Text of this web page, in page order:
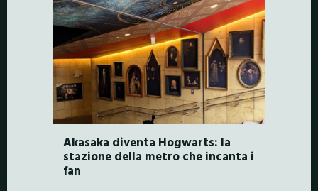
Akasaka diventa Hogwarts: la
stazione della metro che incanta i
fan